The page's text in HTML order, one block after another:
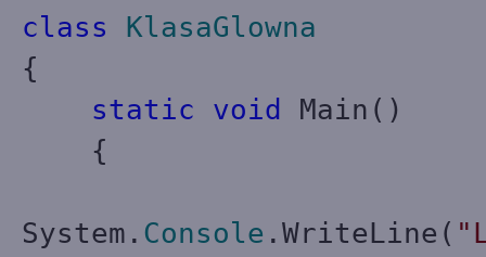
class
KlasaGlowna
{
static
void
Main()
{
System. Console .WriteLine(